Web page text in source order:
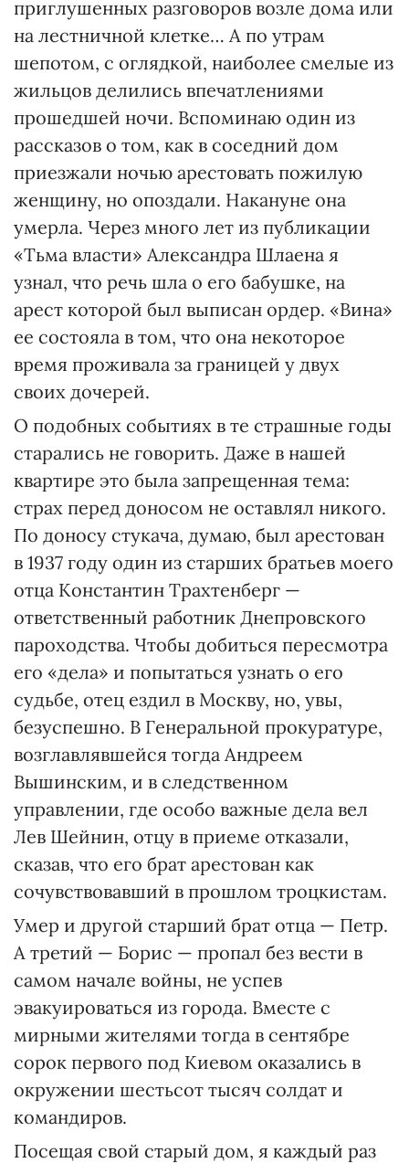
приглушенных разговоров возле дома или
на лестничной клетке… А по утрам
шепотом, с оглядкой, наиболее смелые из
жильцов делились впечатлениями
прошедшей ночи. Вспоминаю один из
рассказов о том, как в соседний дом
приезжали ночью арестовать пожилую
женщину, но опоздали. Накануне она
умерла. Через много лет из публикации
«Тьма власти» Александра Шлаена я
узнал, что речь шла о его бабушке, на
арест которой был выписан ордер. «Вина»
ее состояла в том, что она некоторое
время проживала за границей у двух
своих дочерей.
О подобных событиях в те страшные годы
старались не говорить. Даже в нашей
квартире это была запрещенная тема:
страх перед доносом не оставлял никого.
По доносу стукача, думаю, был арестован
в 1937 году один из старших братьев моего
отца Константин Трахтенберг —
ответственный работник Днепровского
пароходства. Чтобы добиться пересмотра
его «дела» и попытаться узнать о его
судьбе, отец ездил в Москву, но, увы,
безуспешно. В Генеральной прокуратуре,
возглавлявшейся тогда Андреем
Вышинским, и в следственном
управлении, где особо важные дела вел
Лев Шейнин, отцу в приеме отказали,
сказав, что его брат арестован как
сочувствовавший в прошлом троцкистам.
Умер и другой старший брат отца — Петр.
А третий — Борис — пропал без вести в
самом начале войны, не успев
эвакуироваться из города. Вместе с
мирными жителями тогда в сентябре
сорок первого под Киевом оказались в
окружении шестьсот тысяч солдат и
командиров.
Посещая свой старый дом, я каждый раз